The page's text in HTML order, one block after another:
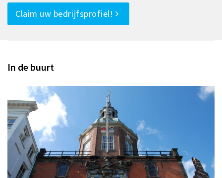
Claim uw bedrijfsprofiel!
In de buurt